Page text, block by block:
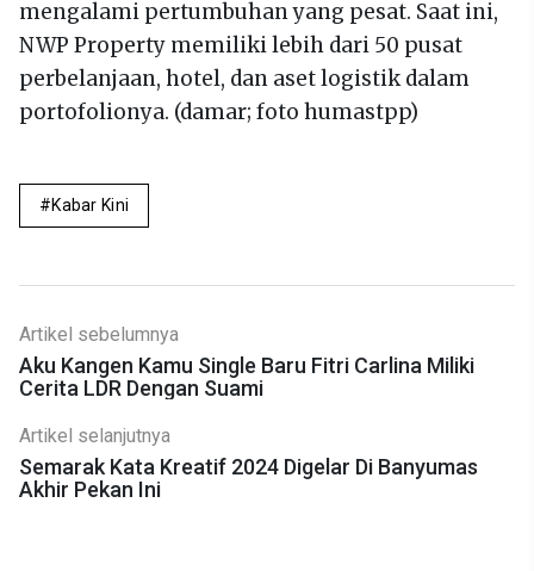
mengalami pertumbuhan yang pesat. Saat ini,
NWP Property memiliki lebih dari 50 pusat
perbelanjaan, hotel, dan aset logistik dalam
portofolionya. (damar; foto humastpp)
Kabar Kini
Artikel sebelumnya
Aku Kangen Kamu Single Baru Fitri Carlina Miliki
Cerita LDR Dengan Suami
Artikel selanjutnya
Semarak Kata Kreatif 2024 Digelar Di Banyumas
Akhir Pekan Ini